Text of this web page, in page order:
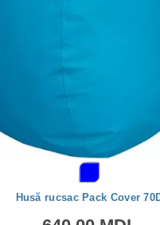
Husă rucsac Pack Cover